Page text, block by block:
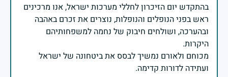
בהתקדש יום הזיכרון לחללי מערכות ישראל, אנו מרכינים
ראש בפני הנופלים והנופלות, נוצרים את זכרם באהבה
ובהערכה, ושולחים חיבוק של נחמה למשפחותיהם
מכוחם ולאורם נמשיך לבסס את ביטחונה של ישראל
ועתידה לדורות קדימה.